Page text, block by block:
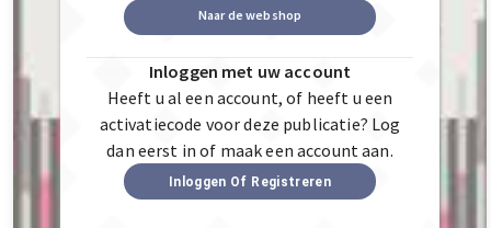
Naar de webshop
Inloggen met uw account
Heeft u al een account, of heeft u een
activatiecode voor deze publicatie? Log
dan eerst in of maak een account aan.
Inloggen Of Registreren